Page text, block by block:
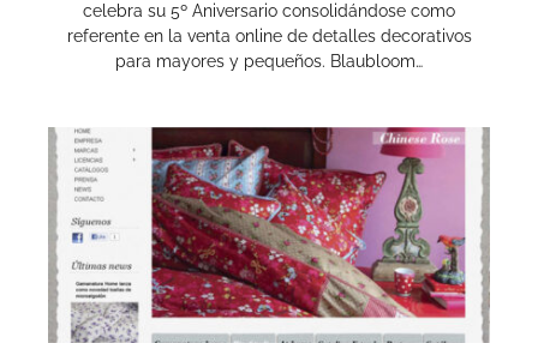
celebra su 5º Aniversario consolidándose como
referente en la venta online de detalles decorativos
para mayores y pequeños. Blaubloom…